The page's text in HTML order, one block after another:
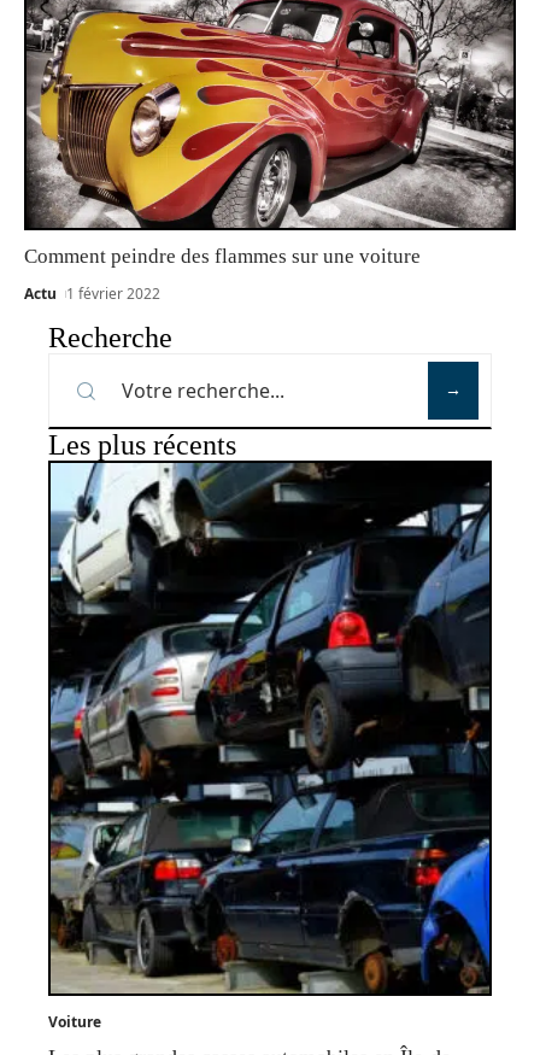
Comment peindre des flammes sur une voiture
Actu 1 février 2022
Recherche
Les plus récents
Voiture